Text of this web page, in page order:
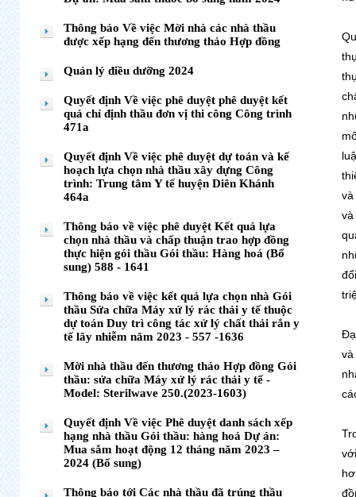
và
Thông báo Về việc Mời nhà các nhà thầu
được xếp hạng đến thương thảo Hợp đồng
Quản lý điều dưỡng 2024
Quyết định Về việc phê duyệt phê duyệt kết
quả chỉ định thầu đơn vị thi công Công trình
471a
Quyết định Về việc phê duyệt dự toán và kế
hoạch lựa chọn nhà thầu xây dựng Công
trình: Trung tâm Y tế huyện Diên Khánh
464a
Thông báo về việc phê duyệt Kết quả lựa
chọn nhà thầu và chấp thuận trao hợp đồng
thực hiện gói thầu Gói thầu: Hàng hoá (Bổ
sung) 588 - 1641
Thông báo về việc kết quả lựa chọn nhà Gói
thầu Sửa chữa Máy xử lý rác thải y tế thuộc
dự toán Duy trì công tác xử lý chất thải rắn y
tế lây nhiễm năm 2023 - 557 -1636
Mời nhà thầu đến thương thảo Hợp đồng Gói
thầu: sửa chữa Máy xử lý rác thải y tế -
Model: Sterilwave 250.(2023-1603)
Quyết định Về việc Phê duyệt danh sách xếp
hạng nhà thầu Gói thầu: hàng hoá Dự án:
Mua sắm hoạt động 12 tháng năm 2023 –
2024 (Bổ sung)
Thông báo tới Các nhà thầu đã trúng thầu